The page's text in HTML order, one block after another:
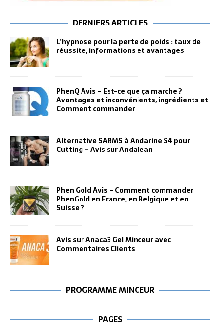
DERNIERS ARTICLES
L’hypnose pour la perte de poids : taux de
réussite, informations et avantages
PhenQ Avis – Est-ce que ça marche ?
Avantages et inconvénients, ingrédients et
Comment commander
Alternative SARMS à Andarine S4 pour
Cutting – Avis sur Andalean
Phen Gold Avis – Comment commander
PhenGold en France, en Belgique et en
Suisse ?
Avis sur Anaca3 Gel Minceur avec
Commentaires Clients
PROGRAMME MINCEUR
PAGES